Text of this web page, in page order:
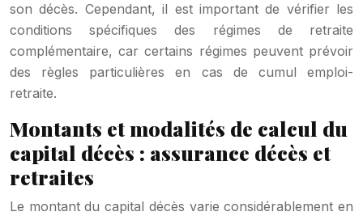
son décès. Cependant, il est important de vérifier les
conditions spécifiques des régimes de retraite
complémentaire, car certains régimes peuvent prévoir
des règles particulières en cas de cumul emploi-
retraite.
Montants et modalités de calcul du
capital décès : assurance décès et
retraites
Le montant du capital décès varie considérablement en